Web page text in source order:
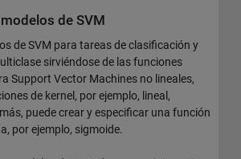
de SVM
de SVM para tareas de clasificación y
sirviéndose de las funciones
Support Vector Machines no lineales,
de kernel, por ejemplo, lineal,
puede crear y especificar una función
por ejemplo, sigmoide.